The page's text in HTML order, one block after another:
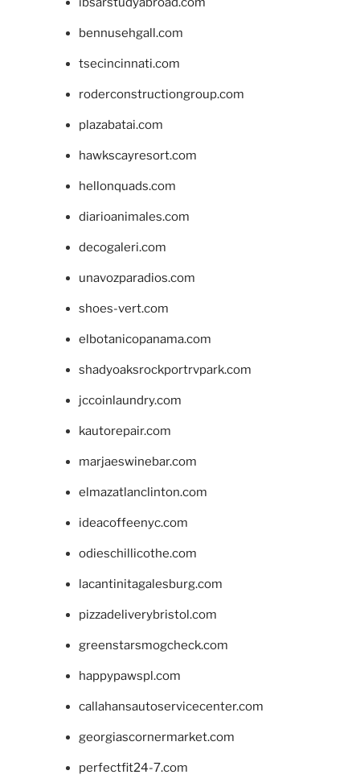
bennusehgall.com
tsecincinnati.com
roderconstructiongroup.com
plazabatai.com
hawkscayresort.com
hellonquads.com
diarioanimales.com
decogaleri.com
unavozparadios.com
shoes-vert.com
elbotanicopanama.com
shadyoaksrockportrvpark.com
jccoinlaundry.com
kautorepair.com
marjaeswinebar.com
elmazatlanclinton.com
ideacoffeenyc.com
odieschillicothe.com
lacantinitagalesburg.com
pizzadeliverybristol.com
greenstarsmogcheck.com
happypawspl.com
callahansautoservicecenter.com
georgiascornermarket.com
perfectfit24-7.com